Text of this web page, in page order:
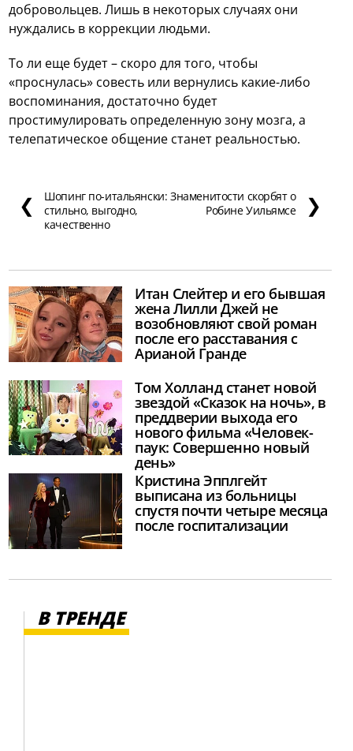
добровольцев. Лишь в некоторых случаях они
нуждались в коррекции людьми.
То ли еще будет – скоро для того, чтобы
«проснулась» совесть или вернулись какие-либо
воспоминания, достаточно будет
простимулировать определенную зону мозга, а
телепатическое общение станет реальностью.
❮
Шопинг по-итальянски:
стильно, выгодно,
качественно
Знаменитости скорбят о
Робине Уильямсе
❯
Итан Слейтер и его бывшая
жена Лилли Джей не
возобновляют свой роман
после его расставания с
Арианой Гранде
Том Холланд станет новой
звездой «Сказок на ночь», в
преддверии выхода его
нового фильма «Человек-
паук: Совершенно новый
день»
Кристина Эпплгейт
выписана из больницы
спустя почти четыре месяца
после госпитализации
В ТРЕНДЕ